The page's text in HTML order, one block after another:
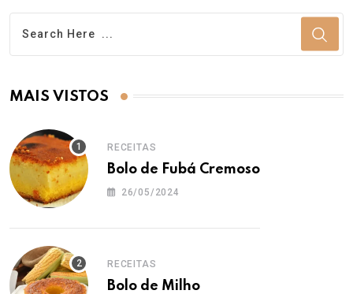
MAIS VISTOS
RECEITAS
Bolo de Fubá Cremoso
26/05/2024
RECEITAS
Bolo de Milho